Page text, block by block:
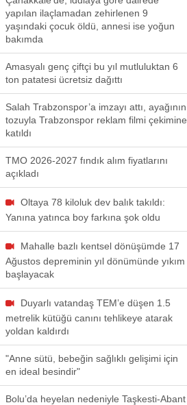
yapılan ilaçlamadan zehirlenen 9
yaşındaki çocuk öldü, annesi ise yoğun
bakımda
Amasyalı genç çiftçi bu yıl mutluluktan 6
ton patatesi ücretsiz dağıttı
Salah Trabzonspor’a imzayı attı, ayağının
tozuyla Trabzonspor reklam filmi çekimine
katıldı
TMO 2026-2027 fındık alım fiyatlarını
açıkladı
Oltaya 78 kiloluk dev balık takıldı:
Yanına yatınca boy farkına şok oldu
Mahalle bazlı kentsel dönüşümde 17
Ağustos depreminin yıl dönümünde yıkım
başlayacak
Duyarlı vatandaş TEM’e düşen 1.5
metrelik kütüğü canını tehlikeye atarak
yoldan kaldırdı
"Anne sütü, bebeğin sağlıklı gelişimi için
en ideal besindir"
Bolu’da heyelan nedeniyle Taşkesti-Abant